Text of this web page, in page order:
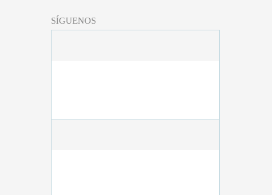
SÍGUENOS